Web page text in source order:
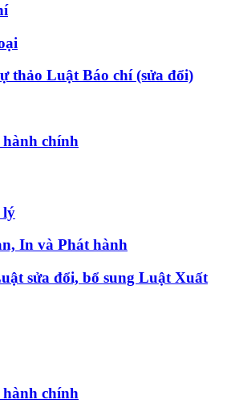
thảo Luật Báo chí (sửa đổi)
chính
lý
In và Phát hành
sửa đổi, bổ sung Luật Xuất
chính